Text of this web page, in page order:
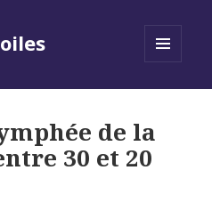
de la
30 et 20